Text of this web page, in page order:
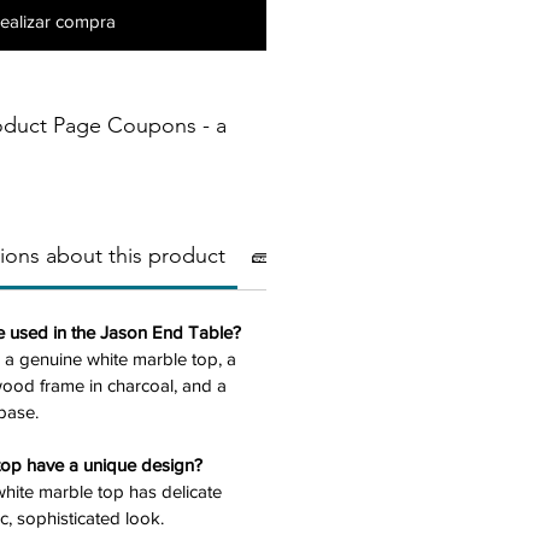
compra
Page Coupons - a
about this product 🧱Materials
used in the Jason End Table?
genuine white marble top, a
frame in charcoal, and a
have a unique design?
marble top has delicate
sophisticated look.